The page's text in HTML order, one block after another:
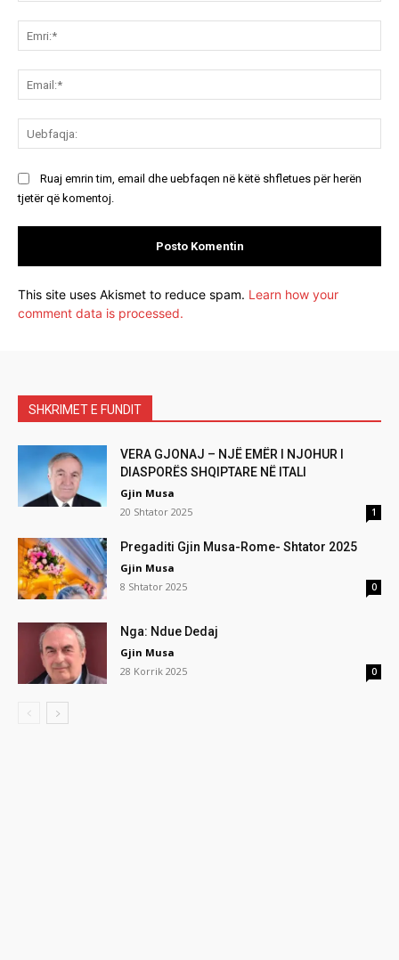
Ruaj emrin tim, email dhe uebfaqen në këtë shfletues për herën
tjetër që komentoj.
This site uses Akismet to reduce spam. Learn how your
comment data is processed.
SHKRIMET E FUNDIT
VERA GJONAJ – NJË EMËR I NJOHUR I
DIASPORËS SHQIPTARE NË ITALI
Gjin Musa
20 Shtator 2025
1
Pregaditi Gjin Musa-Rome- Shtator 2025
Gjin Musa
8 Shtator 2025
0
Nga: Ndue Dedaj
Gjin Musa
28 Korrik 2025
0